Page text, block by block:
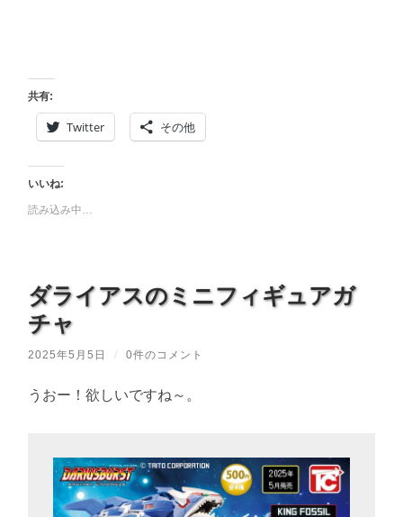
共有:
Twitter その他
いいね:
読み込み中…
ダライアスのミニフィギュアガ
チャ
2025年5月5日 / 0件のコメント
うおー！欲しいですね～。